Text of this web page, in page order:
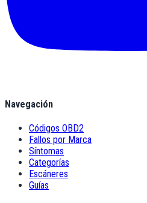
Navegación
Códigos OBD2
Fallos por Marca
Síntomas
Categorías
Escáneres
Guías